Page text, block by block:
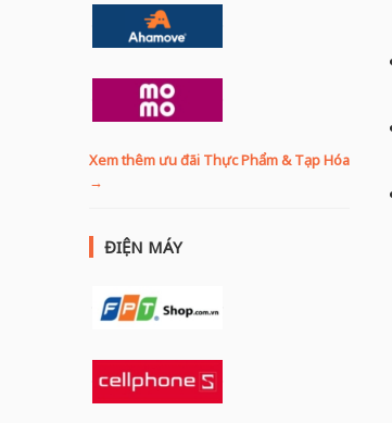
Xem thêm ưu đãi Thực Phẩm & Tạp Hóa
→
ĐIỆN MÁY